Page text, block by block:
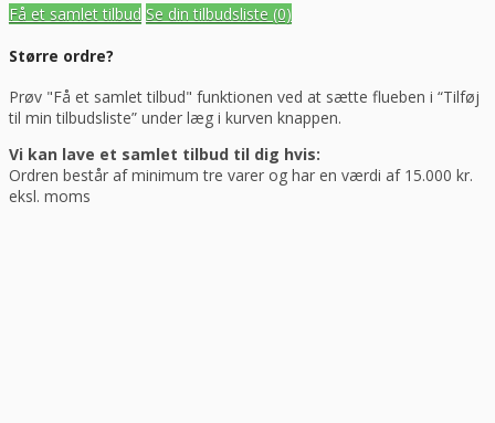
Få et samlet tilbud Se din tilbudsliste (0)
Større ordre?
Prøv "Få et samlet tilbud" funktionen ved at sætte flueben i “Tilføj
til min tilbudsliste” under læg i kurven knappen.
Vi kan lave et samlet tilbud til dig hvis:
Ordren består af minimum tre varer og har en værdi af 15.000 kr.
eksl. moms